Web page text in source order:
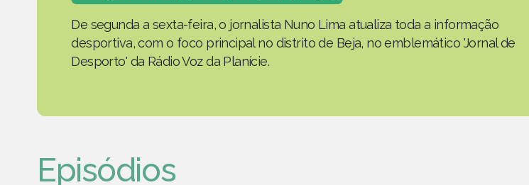
De segunda a sexta-feira, o jornalista Nuno Lima atualiza toda a informação
desportiva, com o foco principal no distrito de Beja, no emblemático 'Jornal de
Desporto' da Rádio Voz da Planície.
Episódios